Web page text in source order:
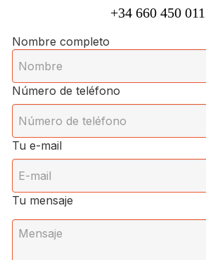
+34 660 450 011
Nombre completo
Número de teléfono
Tu e-mail
Tu mensaje